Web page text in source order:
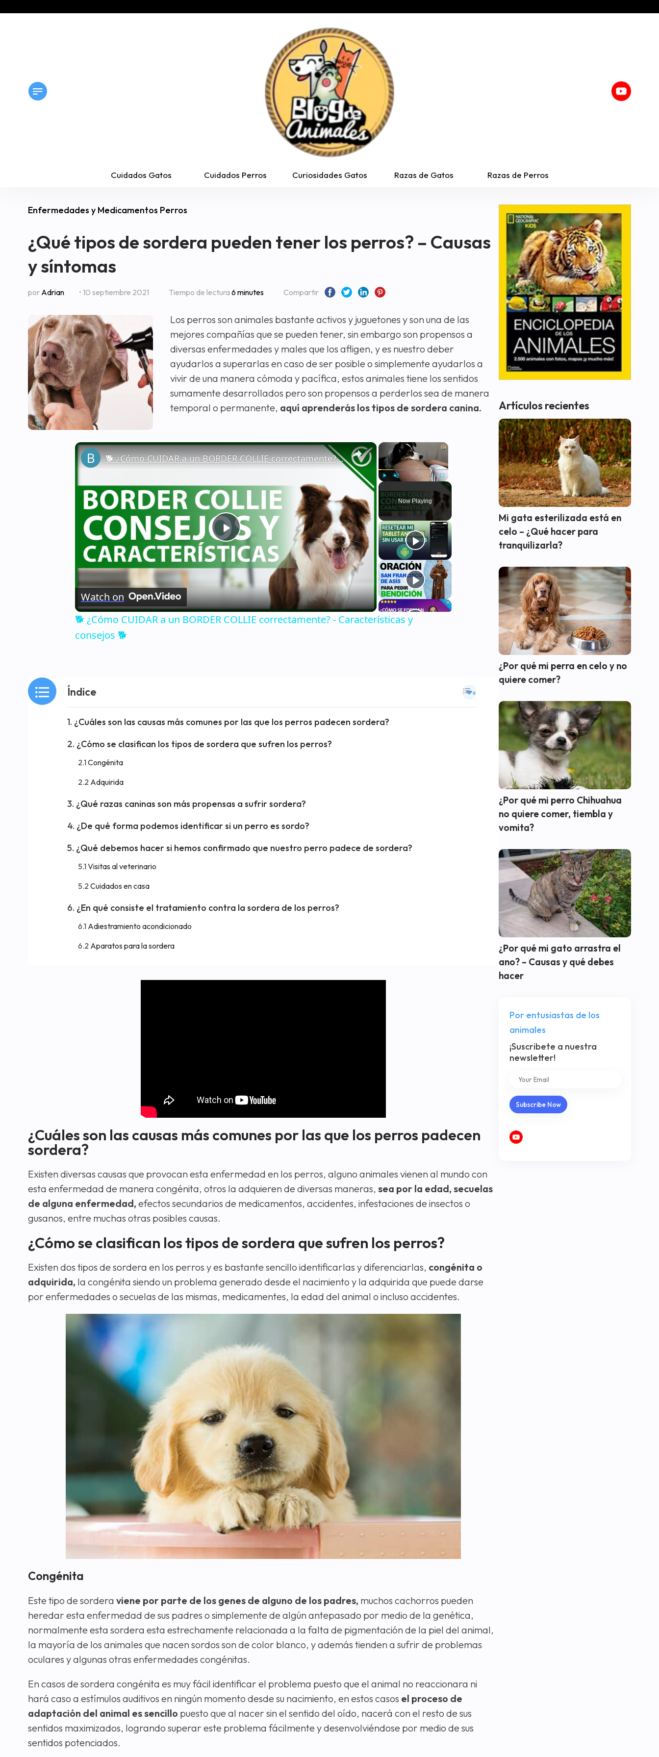
Cuidados Gatos Cuidados Perros Curiosidades Gatos Razas de Gatos Razas de Perros
Enfermedades y Medicamentos Perros
¿Qué tipos de sordera pueden tener los perros? – Causas
y síntomas
por Adrian • 10 septiembre 2021 Tiempo de lectura6 minutes Compartir
Los perros son animales bastante activos y juguetones y son una de las
mejores compañías que se pueden tener, sin embargo son propensos a
diversas enfermedades y males que los afligen, y es nuestro deber
ayudarlos a superarlas en caso de ser posible o simplemente ayudarlos a
vivir de una manera cómoda y pacífica, estos animales tiene los sentidos
sumamente desarrollados pero son propensos a perderlos sea de manera
temporal o permanente, aquí aprenderás los tipos de sordera canina.
×
Fullscreen
Now Playing
×
Play
Video
🐕 ¿Cómo CUIDAR a un BORDER COLLIE correctamente? - Características y consejos 🐕
Watch on
🐕 ¿Cómo CUIDAR a un BORDER COLLIE correctamente? - Características y
consejos 🐕
Índice
¿Cuáles son las causas más comunes por las que los perros padecen sordera?
¿Cómo se clasifican los tipos de sordera que sufren los perros?
Congénita
Adquirida
¿Qué razas caninas son más propensas a sufrir sordera?
¿De qué forma podemos identificar si un perro es sordo?
¿Qué debemos hacer si hemos confirmado que nuestro perro padece de sordera?
Visitas al veterinario
Cuidados en casa
¿En qué consiste el tratamiento contra la sordera de los perros?
Adiestramiento acondicionado
Aparatos para la sordera
¿Cuáles son las causas más comunes por las que los perros padecen
sordera?
Existen diversas causas que provocan esta enfermedad en los perros, alguno animales vienen al mundo con
esta enfermedad de manera congénita, otros la adquieren de diversas maneras, sea por la edad, secuelas
de alguna enfermedad, efectos secundarios de medicamentos, accidentes, infestaciones de insectos o
gusanos, entre muchas otras posibles causas.
¿Cómo se clasifican los tipos de sordera que sufren los perros?
Existen dos tipos de sordera en los perros y es bastante sencillo identificarlas y diferenciarlas, congénita o
adquirida, la congénita siendo un problema generado desde el nacimiento y la adquirida que puede darse
por enfermedades o secuelas de las mismas, medicamentes, la edad del animal o incluso accidentes.
Congénita
Este tipo de sordera viene por parte de los genes de alguno de los padres, muchos cachorros pueden
heredar esta enfermedad de sus padres o simplemente de algún antepasado por medio de la genética,
normalmente esta sordera esta estrechamente relacionada a la falta de pigmentación de la piel del animal,
la mayoría de los animales que nacen sordos son de color blanco, y además tienden a sufrir de problemas
oculares y algunas otras enfermedades congénitas.
En casos de sordera congénita es muy fácil identificar el problema puesto que el animal no reaccionara ni
hará caso a estímulos auditivos en ningún momento desde su nacimiento, en estos casos el proceso de
adaptación del animal es sencillo puesto que al nacer sin el sentido del oído, nacerá con el resto de sus
sentidos maximizados, logrando superar este problema fácilmente y desenvolviéndose por medio de sus
sentidos potenciados.
Artículos recientes
Mi gata esterilizada está en
celo – ¿Qué hacer para
tranquilizarla?
¿Por qué mi perra en celo y no
quiere comer?
¿Por qué mi perro Chihuahua
no quiere comer, tiembla y
vomita?
¿Por qué mi gato arrastra el
ano? – Causas y qué debes
hacer
Por entusiastas de los
animales
¡Suscribete a nuestra
newsletter!